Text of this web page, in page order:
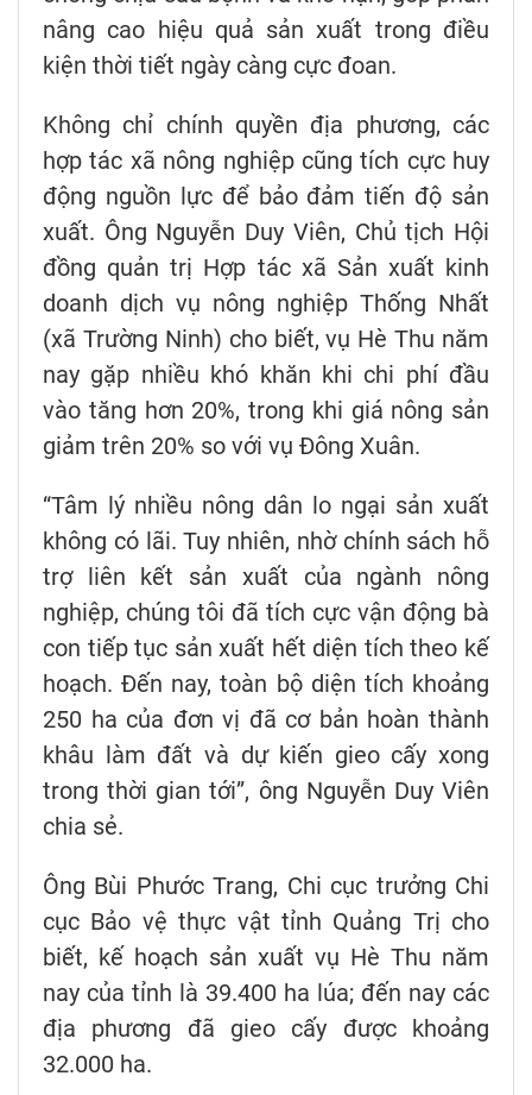
nâng cao hiệu quả sản xuất trong điều
kiện thời tiết ngày càng cực đoan.
Không chỉ chính quyền địa phương, các
hợp tác xã nông nghiệp cũng tích cực huy
động nguồn lực để bảo đảm tiến độ sản
xuất. Ông Nguyễn Duy Viên, Chủ tịch Hội
đồng quản trị Hợp tác xã Sản xuất kinh
doanh dịch vụ nông nghiệp Thống Nhất
(xã Trường Ninh) cho biết, vụ Hè Thu năm
nay gặp nhiều khó khăn khi chi phí đầu
vào tăng hơn 20%, trong khi giá nông sản
giảm trên 20% so với vụ Đông Xuân.
“Tâm lý nhiều nông dân lo ngại sản xuất
không có lãi. Tuy nhiên, nhờ chính sách hỗ
trợ liên kết sản xuất của ngành nông
nghiệp, chúng tôi đã tích cực vận động bà
con tiếp tục sản xuất hết diện tích theo kế
hoạch. Đến nay, toàn bộ diện tích khoảng
250 ha của đơn vị đã cơ bản hoàn thành
khâu làm đất và dự kiến gieo cấy xong
trong thời gian tới”, ông Nguyễn Duy Viên
chia sẻ.
Ông Bùi Phước Trang, Chi cục trưởng Chi
cục Bảo vệ thực vật tỉnh Quảng Trị cho
biết, kế hoạch sản xuất vụ Hè Thu năm
nay của tỉnh là 39.400 ha lúa; đến nay các
địa phương đã gieo cấy được khoảng
32.000 ha.